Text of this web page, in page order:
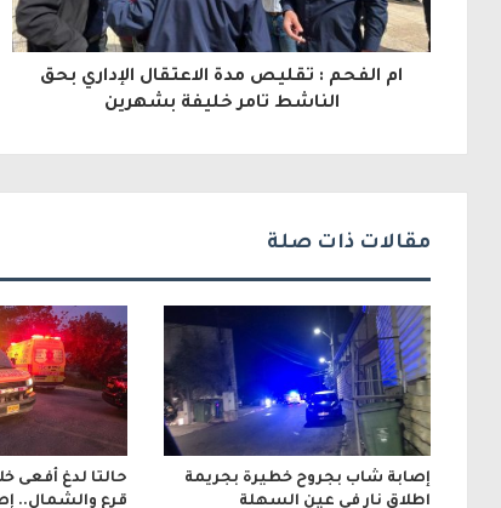
ا
ل
و
ن
ي
ام الفحم : تقليص مدة الاعتقال الإداري بحق
الناشط تامر خليفة بشهرين
مقالات ذات صلة
إصابة شاب بجروح خطيرة بجريمة
اطلاق نار في عين السهلة
حالتا لدغ أفعى
قرع والشمال..